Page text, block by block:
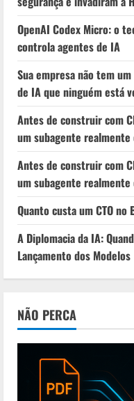
OpenAI Codex Micro: o
controla agentes de IA
Sua empresa não tem
de IA que ninguém está
Antes de construir com
um subagente realmente
Antes de construir com
um subagente realmente
Quanto custa um CTO no
A Diplomacia da IA:
Lançamento dos Modelos
NÃO PERCA